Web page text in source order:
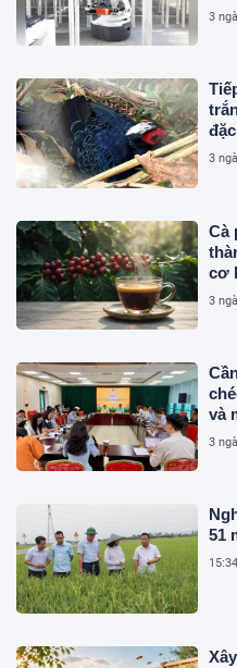
3
3
Cà
cơ
Nam
3
và
3
51